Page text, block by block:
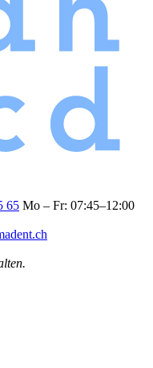
65 Mo – Fr: 07:45–12:00